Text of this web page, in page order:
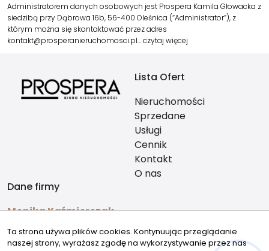
Administratorem danych osobowych jest Prospera Kamila Głowacka z
siedzibą przy Dąbrowa 16b, 56-400 Oleśnica (“Administrator”), z
którym można się skontaktować przez adres
kontakt@prosperanieruchomosci.pl…czytaj więcej
Lista Ofert
Nieruchomości
Sprzedane
Usługi
Cennik
Kontakt
O nas
Dane firmy
Monika Kaźmierczak
726747212
kontakt@prosperanieruchomosci.pl
Ta strona używa plików cookies. Kontynuując przeglądanie
naszej strony, wyrażasz zgodę na wykorzystywanie przez nas